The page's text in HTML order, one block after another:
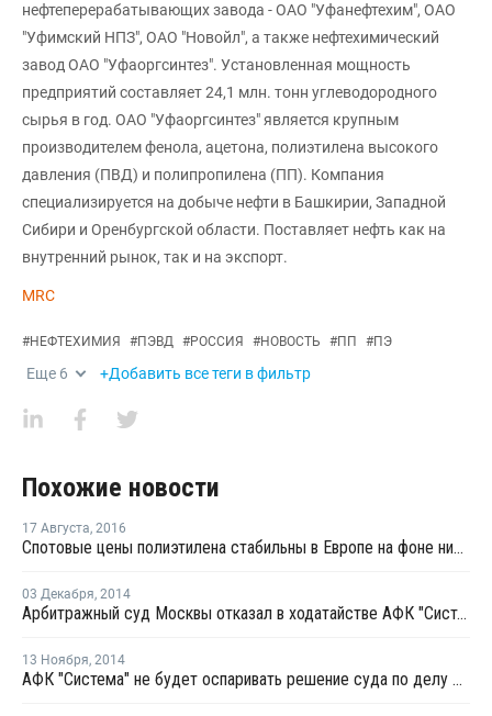
нефтеперерабатывающих завода - ОАО "Уфанефтехим", ОАО
"Уфимский НПЗ", ОАО "Новойл", а также нефтехимический
завод ОАО "Уфаоргсинтез". Установленная мощность
предприятий составляет 24,1 млн. тонн углеводородного
сырья в год. ОАО "Уфаоргсинтез" является крупным
производителем фенола, ацетона, полиэтилена высокого
давления (ПВД) и полипропилена (ПП). Компания
специализируется на добыче нефти в Башкирии, Западной
Сибири и Оренбургской области. Поставляет нефть как на
внутренний рынок, так и на экспорт.
MRC
#НЕФТЕХИМИЯ #ПЭВД #РОССИЯ #НОВОСТЬ #ПП #ПЭ
Еще 6 +Добавить все теги в фильтр
Похожие новости
17 Августа, 2016
Спотовые цены полиэтилена стабильны в Европе на фоне низкой покупательской активности
03 Декабря, 2014
Арбитражный суд Москвы отказал в ходатайстве АФК "Система" о снятии ареста с акций Башнефти
13 Ноября, 2014
АФК "Система" не будет оспаривать решение суда по делу Башнефти